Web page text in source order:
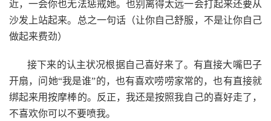
近，一会你也无法惩戒她。也别离得太远一会打起来还要从
沙发上站起来。总之一句话（让你自己舒服，不是让你自己
做起来费劲）
接下来的认主状况根据自己喜好来了。有直接大嘴巴子
开扇，问她“我是谁”的，也有喜欢唠唠家常的，也有直接就
绑起来用按摩棒的。反正，我还是按照我自己的喜好走了，
不喜欢你可以不要喷我。